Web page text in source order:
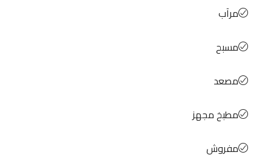
مرآب
مسبح
مصعد
مطبخ مجهز
مفروش